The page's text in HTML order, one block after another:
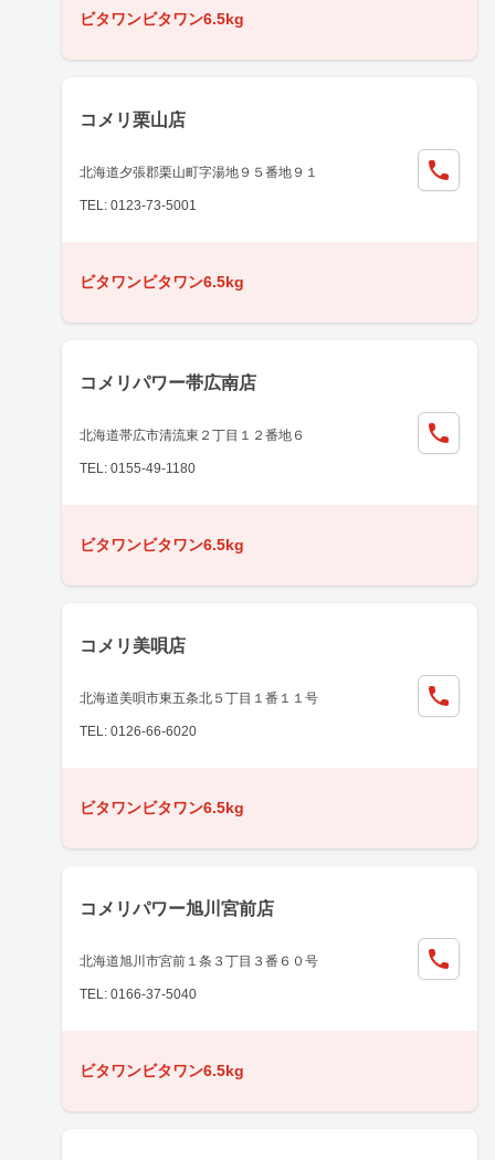
ビタワンビタワン6.5kg
コメリ栗山店
北海道夕張郡栗山町字湯地９５番地９１
TEL: 0123-73-5001
ビタワンビタワン6.5kg
コメリパワー帯広南店
北海道帯広市清流東２丁目１２番地６
TEL: 0155-49-1180
ビタワンビタワン6.5kg
コメリ美唄店
北海道美唄市東五条北５丁目１番１１号
TEL: 0126-66-6020
ビタワンビタワン6.5kg
コメリパワー旭川宮前店
北海道旭川市宮前１条３丁目３番６０号
TEL: 0166-37-5040
ビタワンビタワン6.5kg